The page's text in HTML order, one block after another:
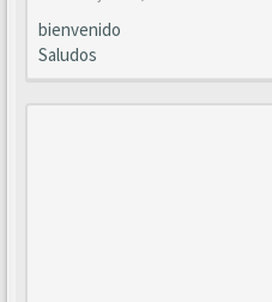
bienvenido
Saludos